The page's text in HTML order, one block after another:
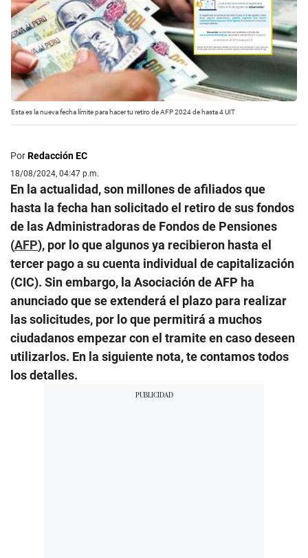
Esta es la nueva fecha límite para hacer tu retiro de AFP 2024 de hasta 4 UIT
PorRedacción EC
18/08/2024, 04:47 p.m.
En la actualidad, son millones de afiliados que
hasta la fecha han solicitado el retiro de sus fondos
de las Administradoras de Fondos de Pensiones
(AFP), por lo que algunos ya recibieron hasta el
tercer pago a su cuenta individual de capitalización
(CIC). Sin embargo, la Asociación de AFP ha
anunciado que se extenderá el plazo para realizar
las solicitudes, por lo que permitirá a muchos
ciudadanos empezar con el tramite en caso deseen
utilizarlos. En la siguiente nota, te contamos todos
los detalles.